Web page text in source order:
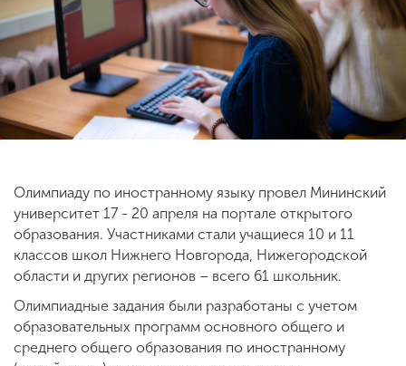
Сведения об
образовательной
организации
ENG SPN CHI
Приемная
комиссия
+7 (831) 262-26-20
Олимпиаду по иностранному языку провел Мининский
университет 17 - 20 апреля на портале открытого
образования. Участниками стали учащиеся 10 и 11
классов школ Нижнего Новгорода, Нижегородской
области и других регионов – всего 61 школьник.
Олимпиадные задания были разработаны с учетом
образовательных программ основного общего и
среднего общего образования по иностранному